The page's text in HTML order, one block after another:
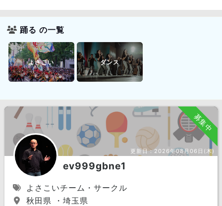
踊る の一覧
よさこい ダンス
募集中
更新日：2026年08月06日(木)
ev999gbne1
よさこいチーム・サークル
秋田県 ・埼玉県